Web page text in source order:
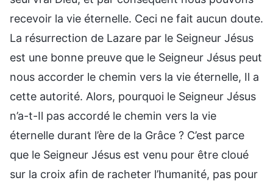
recevoir la vie éternelle. Ceci ne fait aucun doute.
La résurrection de Lazare par le Seigneur Jésus
est une bonne preuve que le Seigneur Jésus peut
nous accorder le chemin vers la vie éternelle, Il a
cette autorité. Alors, pourquoi le Seigneur Jésus
n’a-t-Il pas accordé le chemin vers la vie
éternelle durant l’ère de la Grâce ? C’est parce
que le Seigneur Jésus est venu pour être cloué
sur la croix afin de racheter l’humanité, pas pour